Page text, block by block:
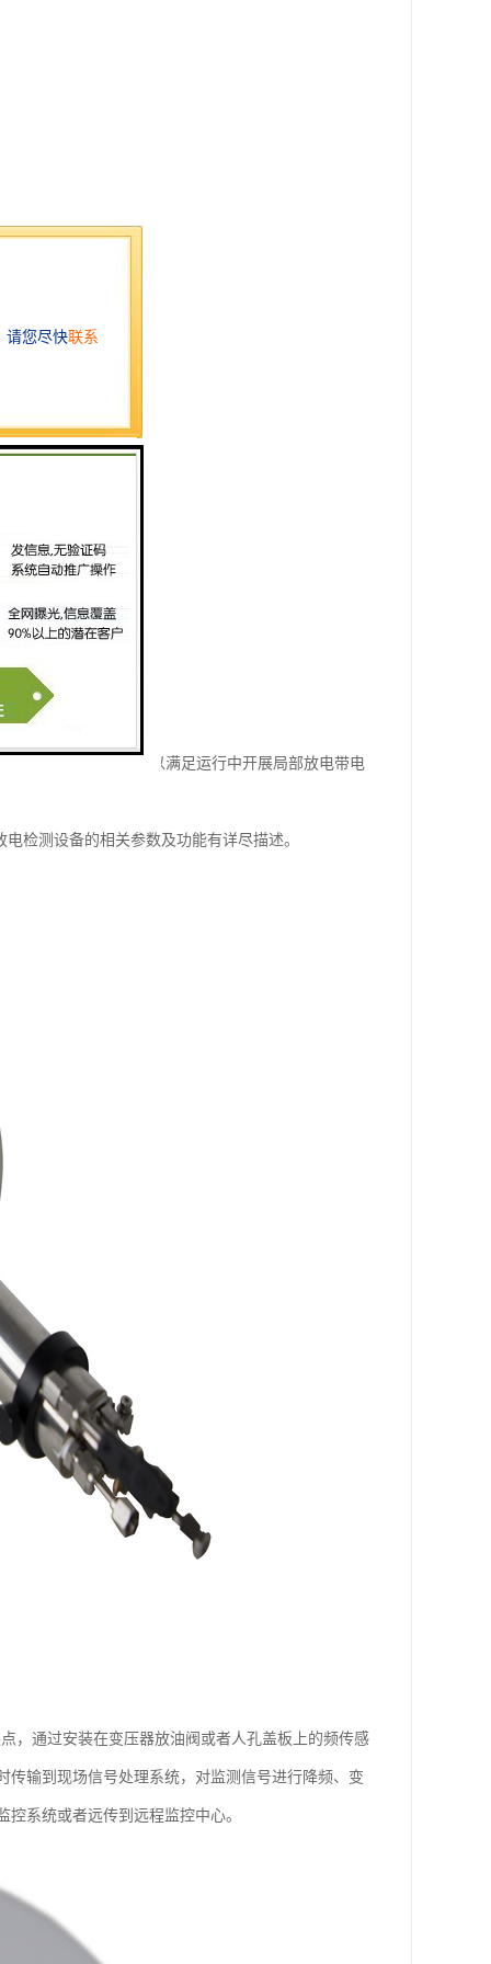
置内置式频传感器，以满足运行中开展局部放电带电
检测设备的相关参数及功能有详尽描述。
，通过安装在变压器放油阀或者人孔盖板上的频传感
输到现场信号处理系统，对监测信号进行降频、变
系统或者远传到远程监控中心。